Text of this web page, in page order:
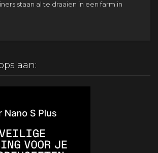
staan al te draaien in een farm in